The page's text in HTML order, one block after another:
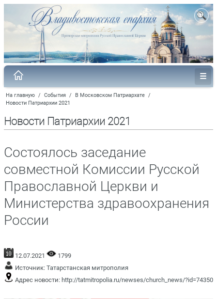
На главную / События / В Московском Патриархате /
Новости Патриархии 2021
Новости Патриархии 2021
Состоялось заседание
совместной Комиссии Русской
Православной Церкви и
Министерства здравоохранения
России
12.07.2021
1799
Источник: Татарстанская митрополия
Адрес новости: http://tatmitropolia.ru/newses/church_news/?id=74350